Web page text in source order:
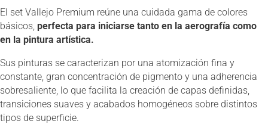
El set Vallejo Premium reúne una cuidada gama de colores
básicos, perfecta para iniciarse tanto en la aerografía como
en la pintura artística.
Sus pinturas se caracterizan por una atomización fina y
constante, gran concentración de pigmento y una adherencia
sobresaliente, lo que facilita la creación de capas definidas,
transiciones suaves y acabados homogéneos sobre distintos
tipos de superficie.